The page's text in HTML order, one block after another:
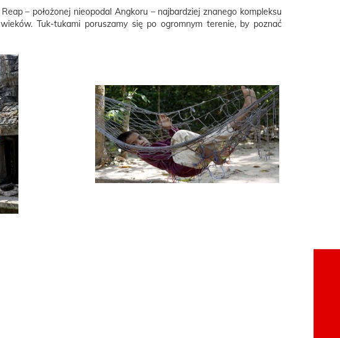
– położonej nieopodal Angkoru – najbardziej znanego kompleksu
Tuk-tukami poruszamy się po ogromnym terenie, by poznać